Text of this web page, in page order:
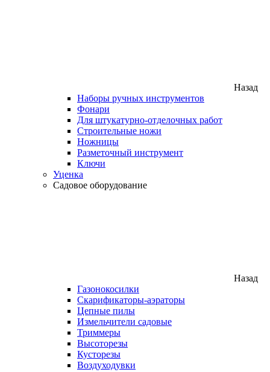
Назад
Наборы ручных инструментов
Фонари
Для штукатурно-отделочных работ
Строительные ножи
Ножницы
Разметочный инструмент
Ключи
Уценка
Садовое оборудование
Назад
Газонокосилки
Скарификаторы-аэраторы
Цепные пилы
Измельчители садовые
Триммеры
Высоторезы
Кусторезы
Воздуходувки